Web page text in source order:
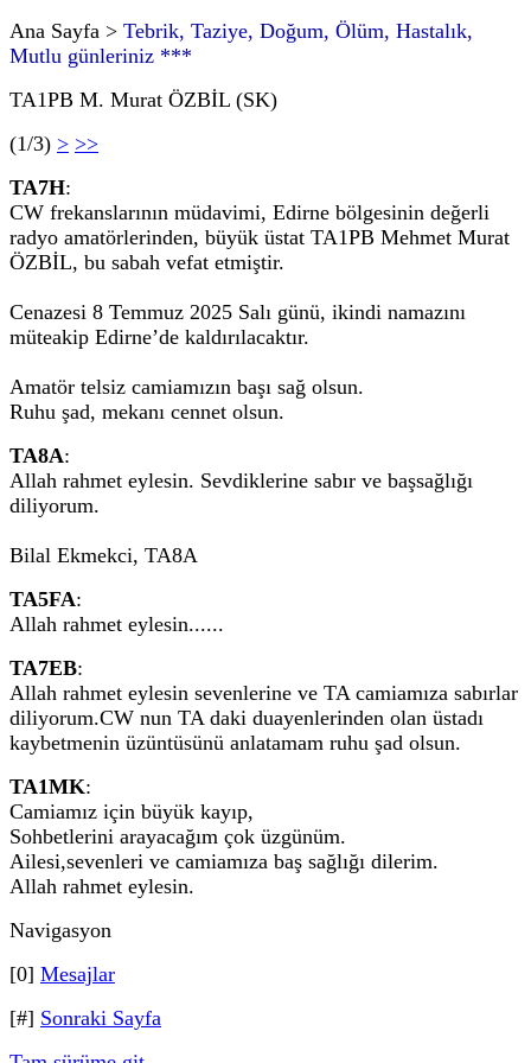
Ana Sayfa > Tebrik, Taziye, Doğum, Ölüm, Hastalık,
Mutlu günleriniz ***
TA1PB M. Murat ÖZBİL (SK)
(1/3) > >>
TA7H:
CW frekanslarının müdavimi, Edirne bölgesinin değerli
radyo amatörlerinden, büyük üstat TA1PB Mehmet Murat
ÖZBİL, bu sabah vefat etmiştir.
Cenazesi 8 Temmuz 2025 Salı günü, ikindi namazını
müteakip Edirne’de kaldırılacaktır.
Amatör telsiz camiamızın başı sağ olsun.
Ruhu şad, mekanı cennet olsun.
TA8A:
Allah rahmet eylesin. Sevdiklerine sabır ve başsağlığı
diliyorum.
Bilal Ekmekci, TA8A
TA5FA:
Allah rahmet eylesin......
TA7EB:
Allah rahmet eylesin sevenlerine ve TA camiamıza sabırlar
diliyorum.CW nun TA daki duayenlerinden olan üstadı
kaybetmenin üzüntüsünü anlatamam ruhu şad olsun.
TA1MK:
Camiamız için büyük kayıp,
Sohbetlerini arayacağım çok üzgünüm.
Ailesi,sevenleri ve camiamıza baş sağlığı dilerim.
Allah rahmet eylesin.
Navigasyon
[0] Mesajlar
[#] Sonraki Sayfa